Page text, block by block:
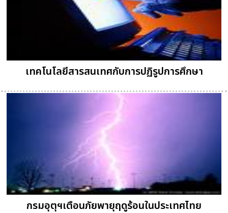
เทคโนโลยีสารสนเทศกับการปฏิรูปการศึกษา
กรมอุตุฯเตือนภัยพายุฤดูร้อนในประเทศไทย